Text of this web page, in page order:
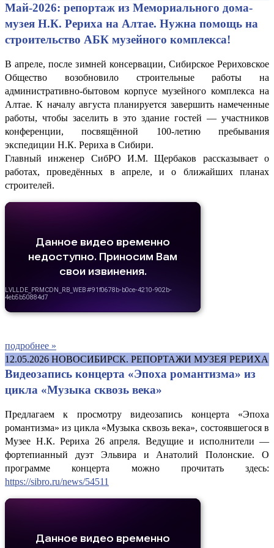
Май-2026: репортаж из Мемориального дома-
музея Н.К. Рериха на Алтае. Нужна помощь на
строительство АБК музейного комплекса!
В апреле, после зимней консервации, Сибирское Рериховское
Общество возобновило строительные работы на
административно-бытовом корпусе музейного комплекса на
Алтае. К началу августа планируется завершить намеченные
работы, чтобы заселить в это здание гостей — участников
конференции, посвящённой 100-летию пребывания
экспедиции Н.К. Рериха в Сибири.
Главный инженер СибРО И.М. Щербаков рассказывает о
работах, проведённых в апреле, и о ближайших планах
строителей.
подробнее »
12.05.2026 НОВОСИБИРСК. РЕПОРТАЖИ МУЗЕЯ РЕРИХА
Видеозапись концерта «Эпоха романтизма» из
цикла «Музыка сквозь века»
Предлагаем к просмотру видеозапись концерта «Эпоха
романтизма» из цикла «Музыка сквозь века», состоявшегося в
Музее Н.К. Рериха 26 апреля. Ведущие и исполнители —
фортепианный дуэт Эльвира и Анатолий Полонские. О
программе концерта можно прочитать здесь:
https://sibro.ru/news/54511